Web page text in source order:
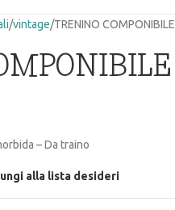
vintage TRENINO COMPONIBILE
– Da traino
alla lista desideri